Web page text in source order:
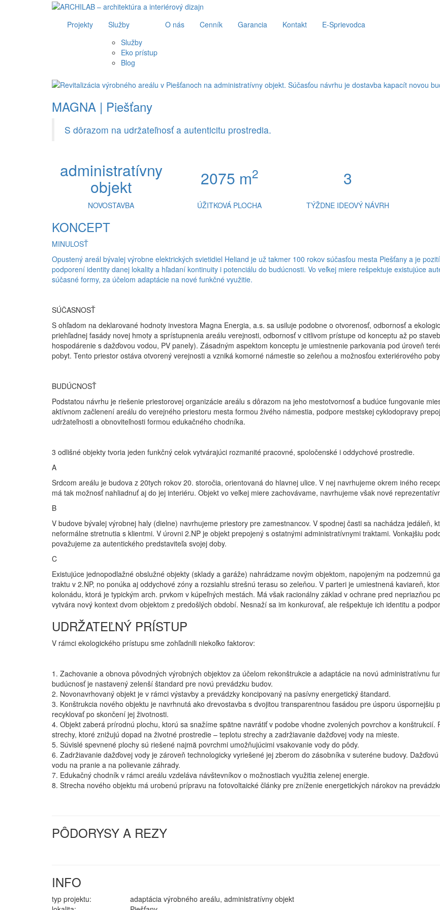
Projekty
Služby
Služby
Eko prístup
Blog
O nás Cenník Garancia Kontakt E-Sprievodca
MAGNA | Piešťany
S dôrazom na udržateľnosť a autenticitu prostredia.
administratívny
objekt 2075 m2 3
NOVOSTAVBA ÚŽITKOVÁ PLOCHA TÝŽDNE IDEOVÝ NÁVRH
KONCEPT
MINULOSŤ
Opustený areál bývalej výrobne elektrických svietidiel Heliand je už takmer 100 rokov súčasťou mesta Piešťany a je
podporení identity danej lokality a hľadaní kontinuity i potenciálu do budúcnosti. Vo veľkej miere rešpektuje existujúce
súčasné formy, za účelom adaptácie na nové funkčné využitie.
SÚČASNOSŤ
S ohľadom na deklarované hodnoty investora Magna Energia, a.s. sa usiluje podobne o otvorenosť, odbornosť a
priehľadnej fasády novej hmoty a sprístupnenia areálu verejnosti, odbornosť v citlivom prístupe od konceptu až po
hospodárenie s dažďovou vodou, PV panely). Zásadným aspektom konceptu je umiestnenie parkovania pod úroveň
pobyt. Tento priestor ostáva otvorený verejnosti a vzniká komorné námestie so zeleňou a možnosťou exteriérového
BUDÚCNOSŤ
Podstatou návrhu je riešenie priestorovej organizácie areálu s dôrazom na jeho mestotvornosť a budúce fungovanie
aktívnom začlenení areálu do verejného priestoru mesta formou živého námestia, podpore mestskej cyklodopravy
udržateľnosti a obnoviteľnosti formou edukačného chodníka.
3 odlišné objekty tvoria jeden funkčný celok vytvárajúci rozmanité pracovné, spoločenské i oddychové prostredie.
A
Srdcom areálu je budova z 20tych rokov 20. storočia, orientovaná do hlavnej ulice. V nej navrhujeme okrem iného
má tak možnosť nahliadnuť aj do jej interiéru. Objekt vo veľkej miere zachovávame, navrhujeme však nové
B
V budove bývalej výrobnej haly (dielne) navrhujeme priestory pre zamestnancov. V spodnej časti sa nachádza jedáleň,
neformálne stretnutia s klientmi. V úrovni 2.NP je objekt prepojený s ostatnými administratívnymi traktami. Vonkajšiu
považujeme za autentického predstaviteľa svojej doby.
C
Existujúce jednopodlažné obslužné objekty (sklady a garáže) nahrádzame novým objektom, napojeným na podzemnú
traktu v 2.NP, no ponúka aj oddychové zóny a rozsiahlu strešnú terasu so zeleňou. V parteri je umiestnená kaviareň,
kolonádu, ktorá je typickým arch. prvkom v kúpeľných mestách. Má však racionálny základ v ochrane pred nepriazňou
vytvára nový kontext dvom objektom z predošlých období. Nesnaží sa im konkurovať, ale rešpektuje ich identitu a
UDRŽATEĽNÝ PRÍSTUP
V rámci ekologického prístupu sme zohľadnili niekoľko faktorov:
1. Zachovanie a obnova pôvodných výrobných objektov za účelom rekonštrukcie a adaptácie na novú administratívnu
budúcnosť je nastavený zelenší štandard pre novú prevádzku budov.
2. Novonavrhovaný objekt je v rámci výstavby a prevádzky koncipovaný na pasívny energetický štandard.
3. Konštrukcia nového objektu je navrhnutá ako drevostavba s dvojitou transparentnou fasádou pre úsporu
recyklovať po skončení jej životnosti.
4. Objekt zaberá prírodnú plochu, ktorú sa snažíme spätne navrátiť v podobe vhodne zvolených povrchov a
strechy, ktoré znižujú dopad na životné prostredie – teplotu strechy a zadržiavanie dažďovej vody na mieste.
5. Súvislé spevnené plochy sú riešené najmä povrchmi umožňujúcimi vsakovanie vody do pôdy.
6. Zadržiavanie dažďovej vody je zároveň technologicky vyriešené jej zberom do zásobníka v suteréne budovy.
vodu na pranie a na polievanie záhrady.
7. Edukačný chodník v rámci areálu vzdeláva návštevníkov o možnostiach využitia zelenej energie.
8. Strecha nového objektu má urobenú prípravu na fotovoltaické články pre zníženie energetických nárokov na
PÔDORYSY A REZY
INFO
typ projektu:
adaptácia výrobného areálu, administratívny objekt